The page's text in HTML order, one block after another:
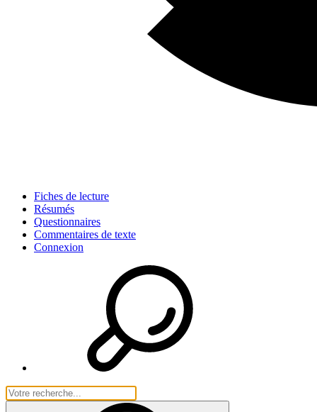
Fiches de lecture
Résumés
Questionnaires
Commentaires de texte
Connexion